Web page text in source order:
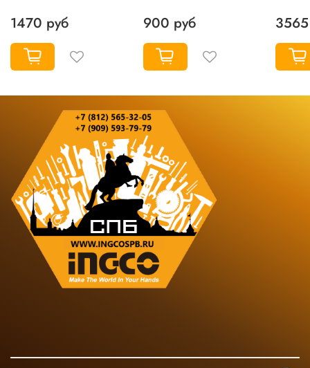
1470 руб 900 руб